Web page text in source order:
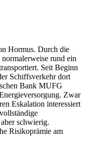
Hormus. Durch die
rund ein
Seit Beginn
Schiffsverkehr dort
Bank MUFG
Zwar
Eskalation interessiert
schwierig.
Risikoprämie am